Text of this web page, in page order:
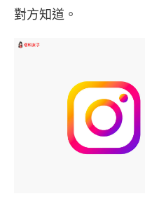
對方知道。